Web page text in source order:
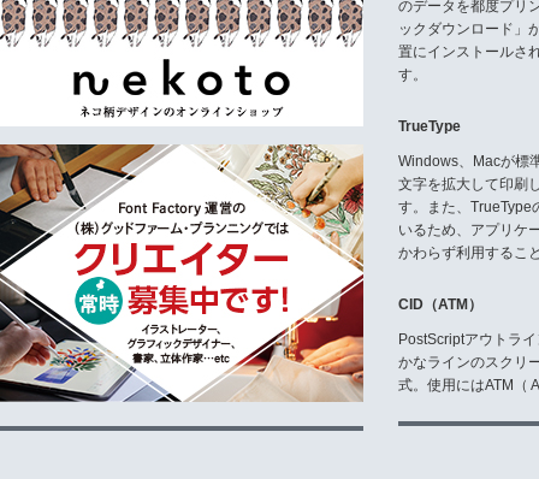
契約が必要になります。お問い
12:テレビ放送用テロップ関係
テレビ放送用テロップ専用機、
13:映画・アニメ関係
映画・アニメの中でフォントを
く事が必要となります
14:ASPサーバー関係
ASPによる画像・flash・PDFな
にインストールする場合は、契
15:社内LAN又はWANでの複数台
ご利用になる台数分のご購入が
また、使用上で以下のような事
1:長体、平体、斜体等の変形
2:太または細める、縁取り、陰
3:文字の一部分の形状変更(例:点
4:ラスタライズしボカシ、ぶれ等
のデータを都度プリ
ックダウンロード」
置にインストールさ
す。
TrueType
Windows、Macが標
文字を拡大して印刷
す。また、TrueType
いるため、アプリケ
かわらず利用するこ
CID（ATM）
PostScriptアウトラ
かなラインのスクリ
式。使用にはATM（